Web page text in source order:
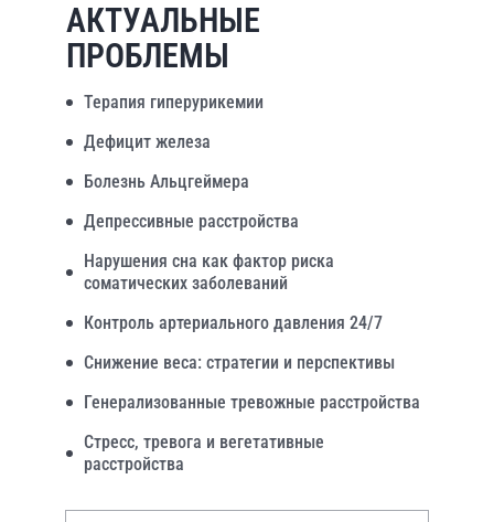
АКТУАЛЬНЫЕ
ПРОБЛЕМЫ
Терапия гиперурикемии
Дефицит железа
Болезнь Альцгеймера
Депрессивные расстройства
Нарушения сна как фактор риска
соматических заболеваний
Контроль артериального давления 24/7
Снижение веса: стратегии и перспективы
Генерализованные тревожные расстройства
Стресс, тревога и вегетативные
расстройства